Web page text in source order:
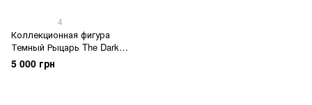
4
Коллекционная фигура
Темный Рыцарь The Dark
Knight Rises: Batman 1/12
Scale Figure - Deluxe Queen
5 000 грн